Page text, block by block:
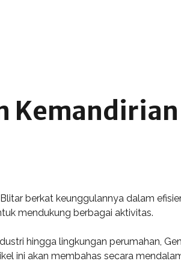
berkat keunggulannya dalam
mendukung berbagai aktivitas.
hingga lingkungan perumahan,
ini akan membahas secara